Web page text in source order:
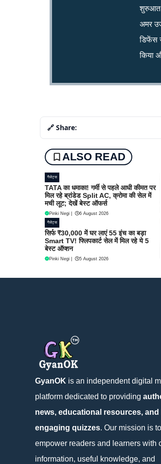
शुरुआत
अमर
डिफेंस
किया
🔗 Share:
ALSO READ
गैजेट्स
TATA का धमाका! गर्मी से पहले आधी कीमत पर
मिल रहे ब्रांडेड Split AC, क्रोमा की सेल में
मची लूट; देखें बेस्ट ऑफर्स
Pinki Negi 6 August 2026
गैजेट्स
सिर्फ ₹30,000 में घर लाएं 55 इंच का बड़ा
Smart TV! फ्लिपकार्ट सेल में मिल रहे ये 5
बेस्ट ऑप्शन
Pinki Negi 5 August 2026
GyanOK is an independent digital
platform dedicated to providing
news, educational resources, and
engaging quizzes. Our mission is to
empower readers and learners with
information, useful knowledge, and